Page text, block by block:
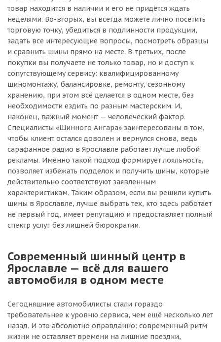
товар находится в наличии и его не придётся ждать
неделями. Во-вторых, вы всегда можете лично посетить
торговую точку, убедиться в подлинности продукции,
задать все интересующие вопросы, посмотреть образцы
и сравнить шины прямо на месте. В-третьих, после
покупки вы получаете не только товар, но и доступ к
сопутствующему сервису: квалифицированному
шиномонтажу, балансировке, ремонту, сезонному
хранению, при этом всё делается в одном месте, без
необходимости ездить по разным мастерским. И,
наконец, важный момент — человеческий фактор.
Специалисты «Шинного Ангара» заинтересованы в том,
чтобы клиент остался доволен и вернулся снова, ведь
сарафанное радио в Ярославле работает лучше любой
рекламы. Именно такой подход формирует лояльность,
позволяет избежать подделок и получить шины, которые
действительно соответствуют заявленным
характеристикам. Таким образом, если вы решили купить
шины в Ярославле, лучше выбрать тех, кто здесь работает
не первый год, имеет репутацию и предоставляет полный
спектр услуг без лишней бюрократии.
Современный шинный центр в
Ярославле — всё для вашего
автомобиля в одном месте
Сегодняшние автомобилисты стали гораздо
требовательнее к уровню сервиса, чем ещё несколько лет
назад. И это абсолютно оправданно: современный ритм
жизни не оставляет времени на лишние поездки,